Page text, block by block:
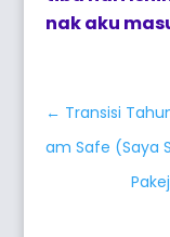
nak aku
← Transisi
am Safe (Saya